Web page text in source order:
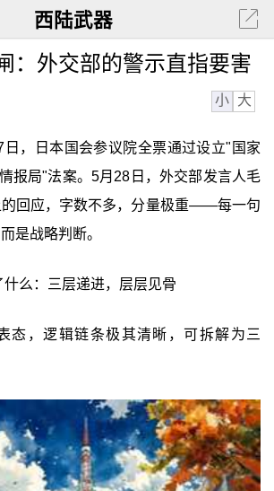
西陆武器
：外交部的警示直指要害
小 大
日，日本国会参议院全票通过设立"国家
报局"法案。5月28日，外交部发言人毛
的回应，字数不多，分量极重——每一句
是战略判断。
么：三层递进，层层见骨
态，逻辑链条极其清晰，可拆解为三